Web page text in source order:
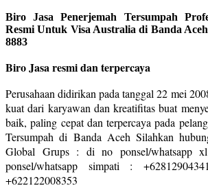
Biro Jasa Penerjemah Tersumpah
Resmi Untuk Visa Australia di Banda
8883
Biro Jasa resmi dan terpercaya
Perusahaan didirikan pada tanggal 22 mei
kuat dari karyawan dan kreatifitas buat
baik, paling cepat dan terpercaya pada
Tersumpah di Banda Aceh Silahkan
Global Grups : di no ponsel/whatsapp
ponsel/whatsapp simpati :
+622122008353